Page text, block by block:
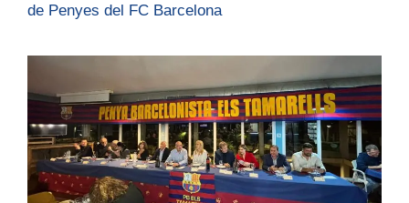
de Penyes del FC Barcelona